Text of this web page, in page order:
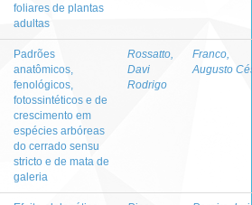
foliares de plantas
adultas
Padrões
anatômicos,
fenológicos,
fotossintéticos e de
crescimento em
espécies arbóreas
do cerrado sensu
stricto e de mata de
galeria
Rossatto,
Davi
Rodrigo
Franco,
Augusto